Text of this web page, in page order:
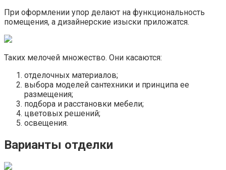
При оформлении упор делают на функциональность
помещения, а дизайнерские изыски приложатся.
Таких мелочей множество. Они касаются:
отделочных материалов;
выбора моделей сантехники и принципа ее
размещения;
подбора и расстановки мебели;
цветовых решений;
освещения.
Варианты отделки